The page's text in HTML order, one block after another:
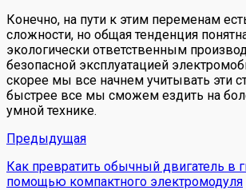
Конечно, на пути к этим переменам
сложности, но общая тенденция
экологически ответственным
безопасной эксплуатацией
скорее мы все начнем учитывать эти
быстрее все мы сможем ездить на
умной технике.
Предыдущая
Как превратить обычный двигатель в
помощью компактного электромодуля